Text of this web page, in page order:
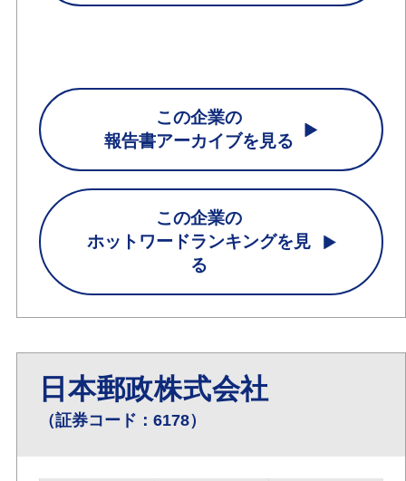
この企業の
報告書アーカイブを見る
この企業の
ホットワードランキングを見
る
日本郵政株式会社
（証券コード：6178）